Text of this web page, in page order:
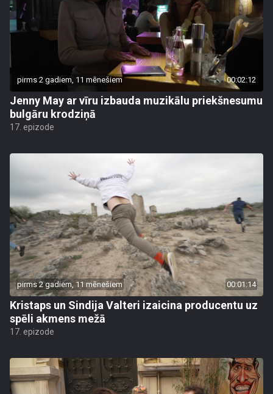
pirms 2 gadiem, 11 mēnešiem 00:02:12
Jenny May ar vīru izbauda muzikālu priekšnesumu
bulgāru krodziņā
17. epizode
pirms 2 gadiem, 11 mēnešiem 00:01:14
Kristaps un Sindija Valteri izaicina producentu uz
spēli akmens mežā
17. epizode